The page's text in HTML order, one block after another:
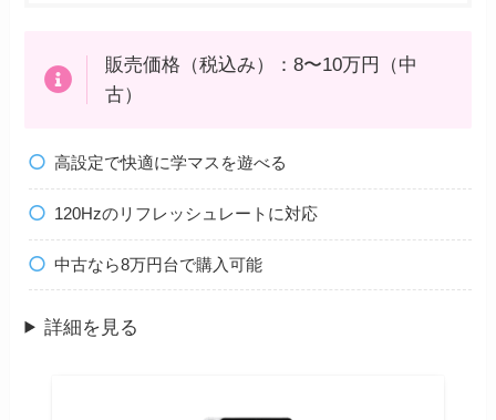
販売価格（税込み）：8〜10万円（中
古）
高設定で快適に学マスを遊べる
120Hzのリフレッシュレートに対応
中古なら8万円台で購入可能
詳細を見る